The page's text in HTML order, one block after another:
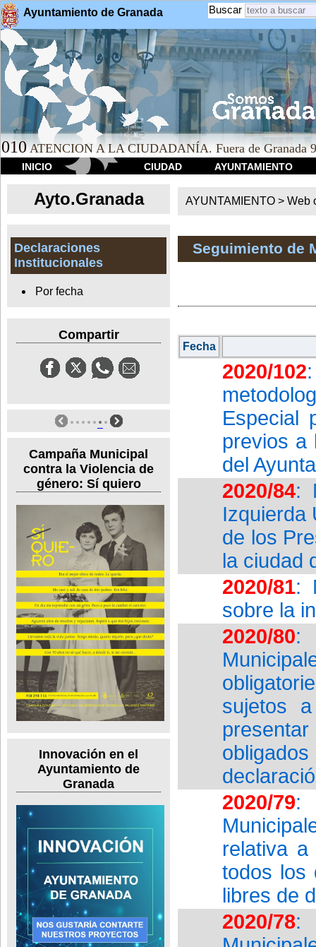
Ayuntamiento de Granada Buscar
010 ATENCION A LA CIUDADANÍA. Fuera de Granada
INICIO CIUDAD AYUNTAMIENTO
Ayto.Granada
Declaraciones
Institucionales
Por fecha
Compartir
Campaña Municipal
contra la Violencia de
género: Sí quiero
Innovación en el
Ayuntamiento de
Granada
AYUNTAMIENTO > Web
Seguimiento de
Fecha
2020/102
Especial
previos a
del
2020/84:
Izquierda
de los
la ciudad
2020/81:
sobre la
2020/80:
sujetos
2020/79:
relativa
todos los
libres de
2020/78: